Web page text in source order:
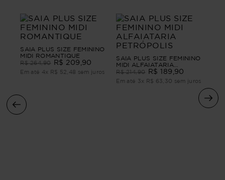
SAIA PLUS SIZE FEMININO
MIDI ROMANTIQUE
R$ 264,90 R$ 209 90
Em até 4x R$ 52 48 sem juros
SAIA PLUS SIZE FEMININO
MIDI ALFAIATARIA
PETRÓPOLIS
R$ 214,90 R$ 189 90
Em até 3x R$ 63 30 sem juros